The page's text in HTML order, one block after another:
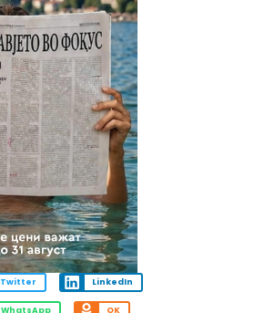
Twitter LinkedIn
WhatsApp OK